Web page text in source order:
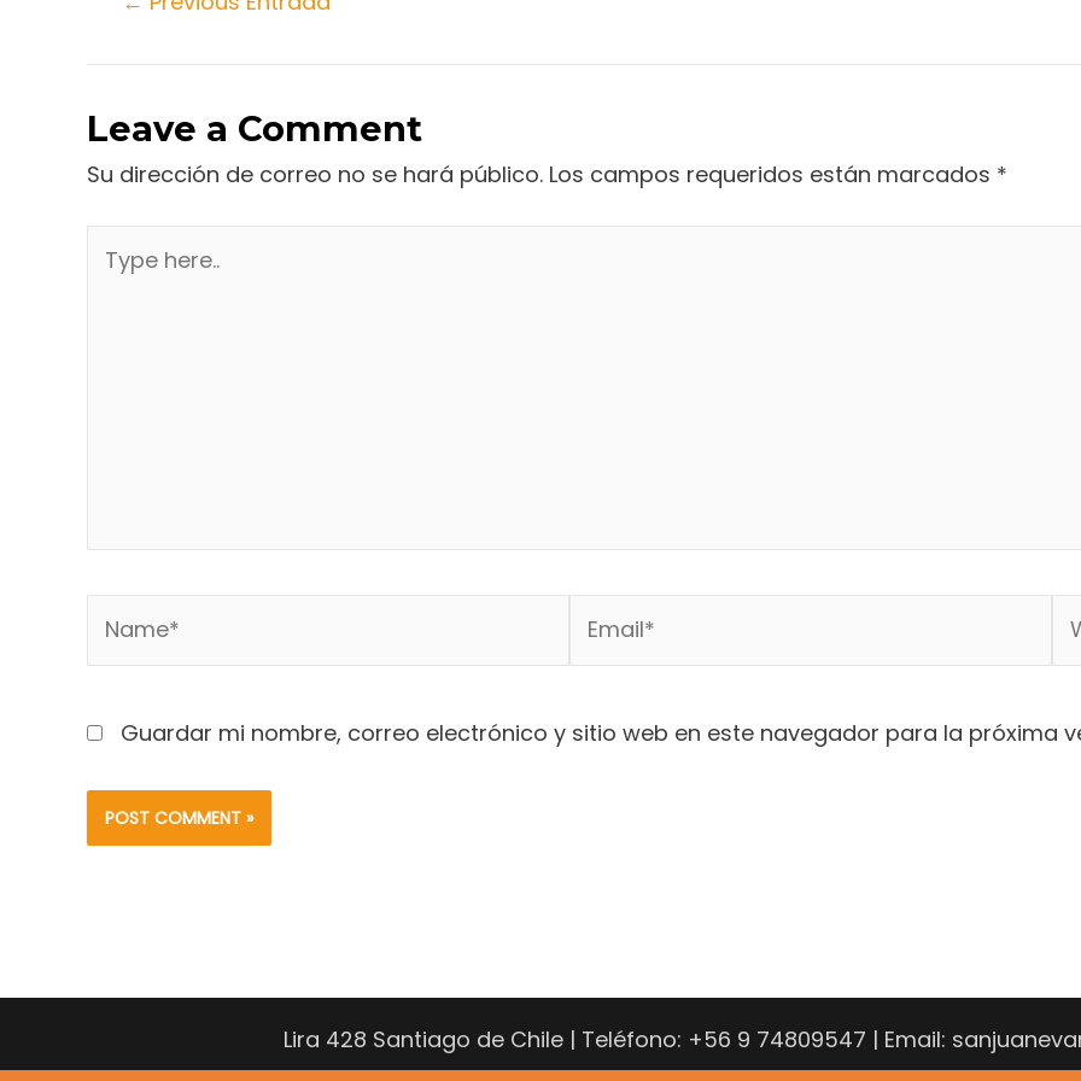
Leave a Comment
Su dirección de correo no se hará público. Los campos requeridos están marcados *
here..
Guardar mi nombre, correo electrónico y sitio web en este navegador para la próxima
Lira 428 Santiago de Chile | Teléfono: +56 9 74809547 | Email: